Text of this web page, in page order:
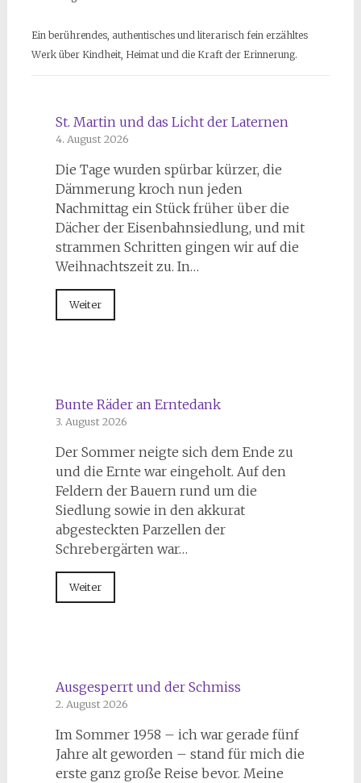
Ein berührendes, authentisches und literarisch fein erzähltes
Werk über Kindheit, Heimat und die Kraft der Erinnerung.
St. Martin und das Licht der Laternen
4. August 2026
Die Tage wurden spürbar kürzer, die
Dämmerung kroch nun jeden
Nachmittag ein Stück früher über die
Dächer der Eisenbahnsiedlung, und mit
strammen Schritten gingen wir auf die
Weihnachtszeit zu. In…
Weiter
Bunte Räder an Erntedank
3. August 2026
Der Sommer neigte sich dem Ende zu
und die Ernte war eingeholt. Auf den
Feldern der Bauern rund um die
Siedlung sowie in den akkurat
abgesteckten Parzellen der
Schrebergärten war…
Weiter
Ausgesperrt und der Schmiss
2. August 2026
Im Sommer 1958 – ich war gerade fünf
Jahre alt geworden – stand für mich die
erste ganz große Reise bevor. Meine